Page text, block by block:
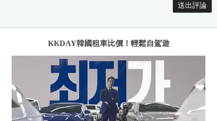
KKDAY韓國租車比價！輕鬆自駕遊